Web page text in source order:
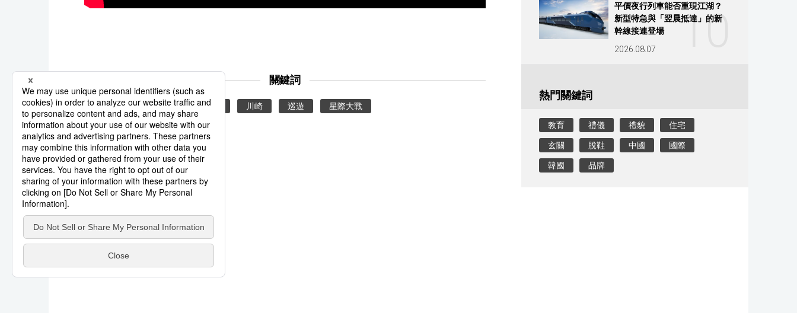
關鍵詞
COSPLAY 日本 萬聖節 川崎 巡遊 星際大戰
系列報導
10
平價夜行列車能否重現江湖？
新型特急與「翌晨抵達」的新
幹線接連登場
2026.08.07
熱門關鍵詞
教育 禮儀 禮貌 住宅
玄關 脫鞋 中國 國際
韓國 品牌